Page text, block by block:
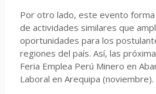
Por otro lado, este evento
de actividades similares que
oportunidades para los
regiones del país. Así, las
Feria Emplea Perú Minero en
Laboral en Arequipa (noviembre).